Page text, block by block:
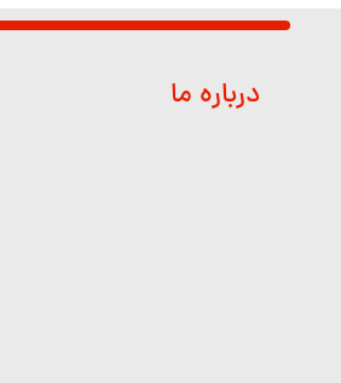
درباره ما